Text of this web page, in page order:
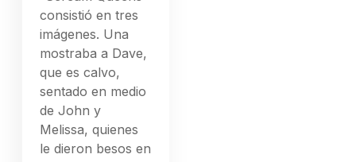
consistió en tres
imágenes. Una
mostraba a Dave,
que es calvo,
sentado en medio
de John y
Melissa, quienes
le dieron besos en